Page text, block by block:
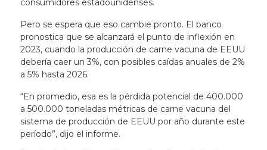
consumidores estadounidenses.
Pero se espera que eso cambie pronto. El banco
pronostica que se alcanzará el punto de inflexión en
2023, cuando la producción de carne vacuna de EEUU
debería caer un 3%, con posibles caídas anuales de 2%
a 5% hasta 2026.
“En promedio, esa es la pérdida potencial de 400.000
a 500.000 toneladas métricas de carne vacuna del
sistema de producción de EEUU por año durante este
período”, dijo el informe.